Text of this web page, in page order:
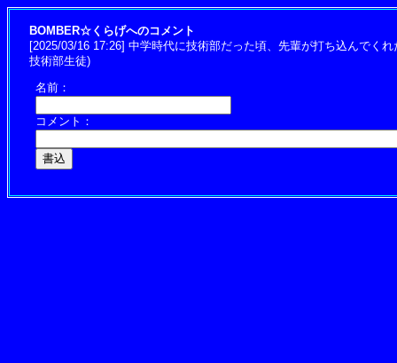
BOMBER☆くらげへのコメント
[2025/03/16 17:26] 中学時代に技術部だった頃、先輩が打ち込んでく
技術部生徒)
名前：
コメント：